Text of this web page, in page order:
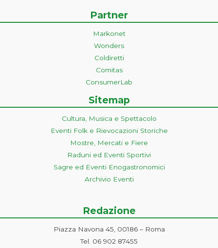
Partner
Markonet
Wonders
Coldiretti
Comitas
ConsumerLab
Sitemap
Cultura, Musica e Spettacolo
Eventi Folk e Rievocazioni Storiche
Mostre, Mercati e Fiere
Raduni ed Eventi Sportivi
Sagre ed Eventi Enogastronomici
Archivio Eventi
Redazione
Piazza Navona 45, 00186 – Roma
Tel. 06 902 87455